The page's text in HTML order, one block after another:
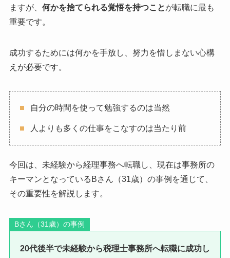
ますが、 何かを捨てられる覚悟を持つことが転職に最も
重要です。
成功するためには何かを手放し、努力を惜しまない心構
えが必要です。
自分の時間を使って勉強するのは当然
人よりも多くの仕事をこなすのは当たり前
今回は、未経験から経理事務へ転職し、現在は事務所の
キーマンとなっているBさん（31歳）の事例を通じて、
その重要性を解説します。
Bさん（31歳）の事例
20代後半で未経験から税理士事務所へ転職に成功し